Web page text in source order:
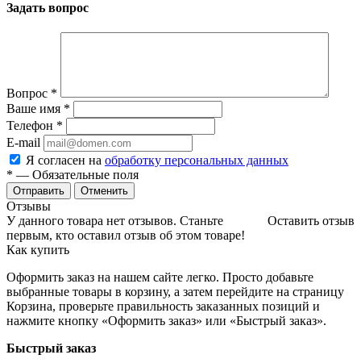
Задать вопрос
Вопрос *
Ваше имя *
Телефон *
E-mail
Я согласен на обработку персональных данных
* — Обязательные поля
Отменить
Отзывы
Оставить отзыв
У данного товара нет отзывов. Станьте
первым, кто оставил отзыв об этом товаре!
Как купить
Оформить заказ на нашем сайте легко. Просто добавьте
выбранные товары в корзину, а затем перейдите на страницу
Корзина, проверьте правильность заказанных позиций и
нажмите кнопку «Оформить заказ» или «Быстрый заказ».
Быстрый заказ